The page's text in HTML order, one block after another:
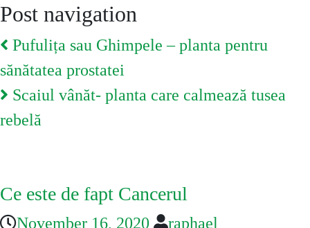
Post navigation
Pufulița sau Ghimpele – planta pentru
sănătatea prostatei
Scaiul vânăt- planta care calmează tusea
rebelă
Ce este de fapt Cancerul
November 16, 2020 raphael